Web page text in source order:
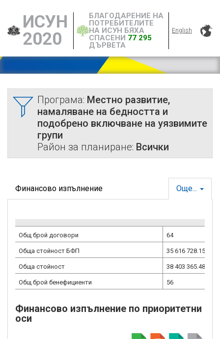
ИСУН
2020
БЛАГОДАРЕНИЕ НА
ПОТРЕБИТЕЛИТЕ
НА ИСУН БЯХА
СПАСЕНИ 77 295
ДЪРВЕТА
English
Програма: Местно развитие,
намаляване на бедността и
подобрено включване на уязвимите
групи
Район за планиране: Всички
Още...
Финансово изпълнение
Общ брой договори 64
Обща стойност БФП 35 616 728.15
Обща стойност 38 403 365.48
Общ брой бенефициенти 56
Финансово изпълнение по приоритетни
оси